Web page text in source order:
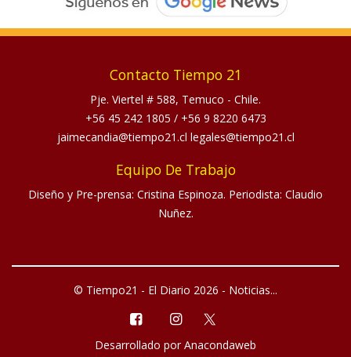
Contacto Tiempo 21
Pje. Viertel # 588, Temuco - Chile.
+56 45 242 1805 / +56 9 8220 6473
jaimecandia@tiempo21.cl legales@tiempo21.cl
Equipo De Trabajo
Diseño y Pre-prensa: Cristina Espinoza. Periodista: Claudio
Nuñez.
© Tiempo21 - El Diario 2026 - Noticias...
Desarrollado por Anacondaweb